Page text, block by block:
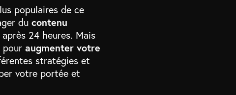
populaires de ce
du contenu
24 heures. Mais
pour augmenter votre
stratégies et
votre portée et